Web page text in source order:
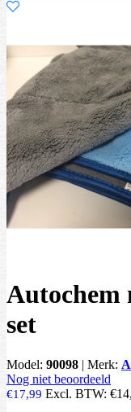
Autochem
set
Model: 90098 | Merk:
Nog niet beoordeeld
€17,99 Excl. BTW: